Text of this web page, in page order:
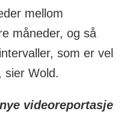
mellom
måneder, og så
som er vel
sier Wold.
videoreportasje